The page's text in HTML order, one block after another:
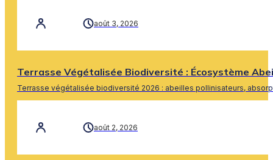
août 3, 2026
Terrasse Végétalisée Biodiversité : Écosystème
Terrasse végétalisée biodiversité 2026 : abeilles pollinisateurs,
août 2, 2026